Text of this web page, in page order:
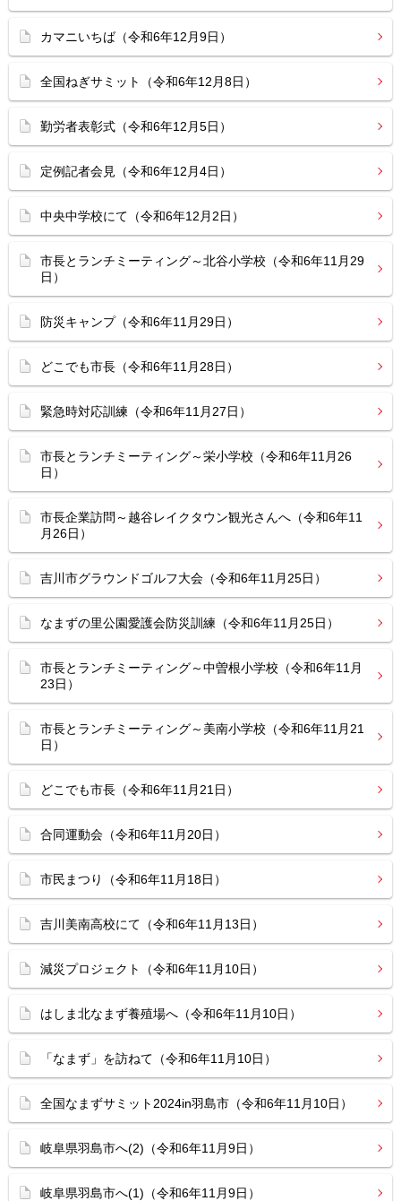
カマニいちば（令和6年12月9日）
全国ねぎサミット（令和6年12月8日）
勤労者表彰式（令和6年12月5日）
定例記者会見（令和6年12月4日）
中央中学校にて（令和6年12月2日）
市長とランチミーティング～北谷小学校（令和6年11月29
日）
防災キャンプ（令和6年11月29日）
どこでも市長（令和6年11月28日）
緊急時対応訓練（令和6年11月27日）
市長とランチミーティング～栄小学校（令和6年11月26
日）
市長企業訪問～越谷レイクタウン観光さんへ（令和6年11
月26日）
吉川市グラウンドゴルフ大会（令和6年11月25日）
なまずの里公園愛護会防災訓練（令和6年11月25日）
市長とランチミーティング～中曽根小学校（令和6年11月
23日）
市長とランチミーティング～美南小学校（令和6年11月21
日）
どこでも市長（令和6年11月21日）
合同運動会（令和6年11月20日）
市民まつり（令和6年11月18日）
吉川美南高校にて（令和6年11月13日）
減災プロジェクト（令和6年11月10日）
はしま北なまず養殖場へ（令和6年11月10日）
「なまず」を訪ねて（令和6年11月10日）
全国なまずサミット2024in羽島市（令和6年11月10日）
岐阜県羽島市へ(2)（令和6年11月9日）
岐阜県羽島市へ(1)（令和6年11月9日）